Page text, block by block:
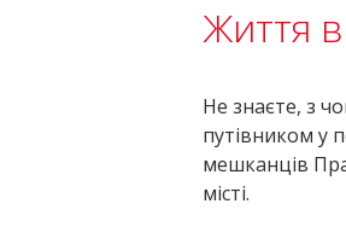
Життя
Не знаєте, з
путівником у
мешканців
місті.